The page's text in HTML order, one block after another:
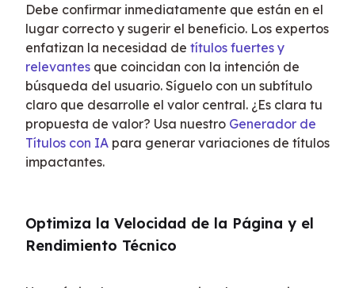
Debe confirmar inmediatamente que están en el
lugar correcto y sugerir el beneficio. Los expertos
enfatizan la necesidad de títulos fuertes y
relevantes que coincidan con la intención de
búsqueda del usuario. Síguelo con un subtítulo
claro que desarrolle el valor central. ¿Es clara tu
propuesta de valor? Usa nuestro Generador de
Títulos con IA para generar variaciones de títulos
impactantes.
Optimiza la Velocidad de la Página y el
Rendimiento Técnico